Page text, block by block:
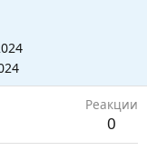
Реакции
0